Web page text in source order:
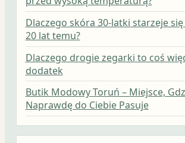
Dlaczego skóra 30-latki starzeje
20 lat temu?
Dlaczego drogie zegarki to coś
dodatek
Butik Modowy Toruń – Miejsce,
Naprawdę do Ciebie Pasuje